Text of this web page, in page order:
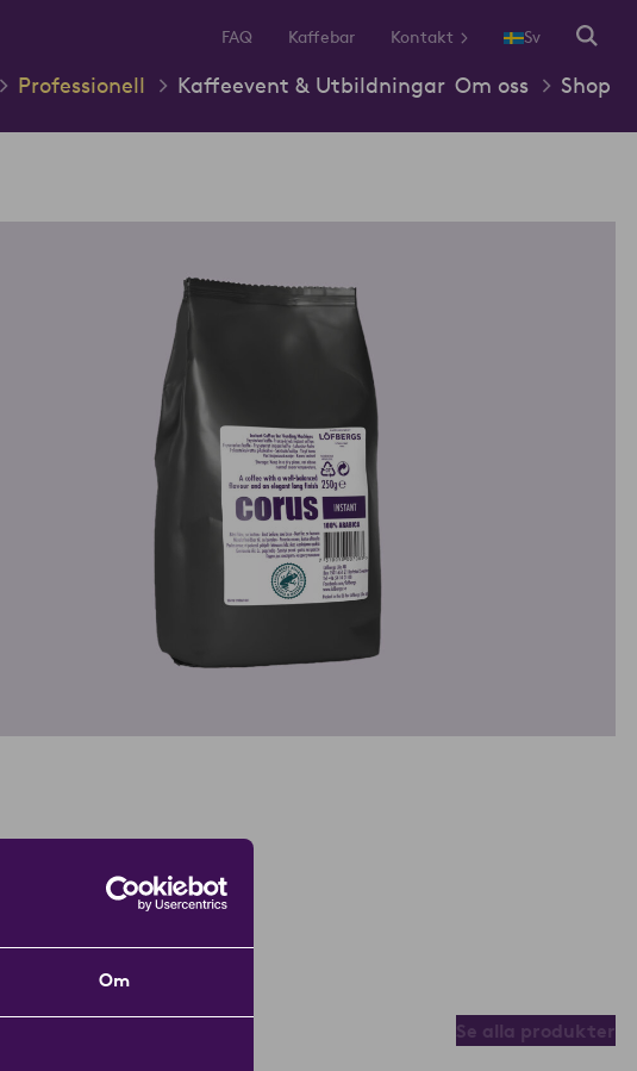
Om
Professionell Kaffeevent & Utbildningar Om oss Shop
FAQ Kaffebar Kontakt Sv
Se alla produkter